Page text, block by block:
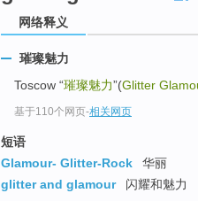
网络释义
璀璨魅力
Toscow “璀璨魅力”(Glitter
基于110个网页-相关网页
短语
Glamour- Glitter-Rock
华丽
glitter and glamour
闪耀和魅力